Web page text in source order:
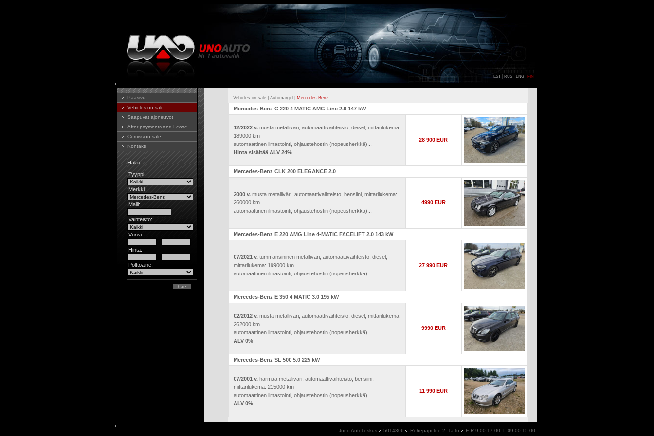
EST RUS ENG FIN
Pääsivu
Vehicles on sale
Saapuvat ajoneuvot
After-payments and Lease
Comission sale
Kontakti
Haku
Tyyppi:
Merkki:
Malli:
Vaihteisto:
Vuosi:
-
Hinta:
-
Polttoaine:
Vehicles on sale| Automargid Mercedes-Benz
Mercedes-Benz C 220 4 MATIC AMG Line 2.0 147 kW
12/2022 v.musta metalliväri, automaattivaihteisto, diesel, mittarilukema:
189000 km
automaattinen ilmastointi, ohjaustehostin (nopeusherkkä)...
Hinta sisältää ALV 24%
28 900 EUR
Mercedes-Benz CLK 200 ELEGANCE 2.0
2000 v.musta metalliväri, automaattivaihteisto, bensiini, mittarilukema:
260000 km
automaattinen ilmastointi, ohjaustehostin (nopeusherkkä)...
4990 EUR
Mercedes-Benz E 220 AMG Line 4-MATIC FACELIFT 2.0 143 kW
07/2021 v.tummansininen metalliväri, automaattivaihteisto, diesel,
mittarilukema: 199000 km
automaattinen ilmastointi, ohjaustehostin (nopeusherkkä)...
27 990 EUR
Mercedes-Benz E 350 4 MATIC 3.0 195 kW
02/2012 v.musta metalliväri, automaattivaihteisto, diesel, mittarilukema:
262000 km
automaattinen ilmastointi, ohjaustehostin (nopeusherkkä)...
ALV 0%
9990 EUR
Mercedes-Benz SL 500 5.0 225 kW
07/2001 v.harmaa metalliväri, automaattivaihteisto, bensiini,
mittarilukema: 215000 km
automaattinen ilmastointi, ohjaustehostin (nopeusherkkä)...
ALV 0%
11 990 EUR
Juno Autokeskus 5014306 Rehepapi tee 2, Tartu E-R 9.00-17.00, L 09.00-15.00